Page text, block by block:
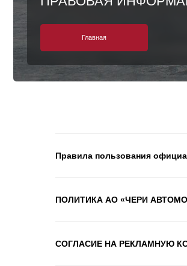
Главная
Правила пользования
ПОЛИТИКА АО «ЧЕРИ
СОГЛАСИЕ НА РЕКЛАМНУЮ